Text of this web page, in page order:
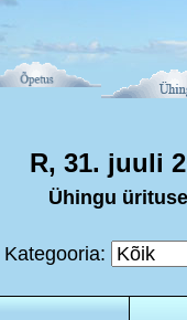
R, 31. juuli
Ühingu
Kategooria: